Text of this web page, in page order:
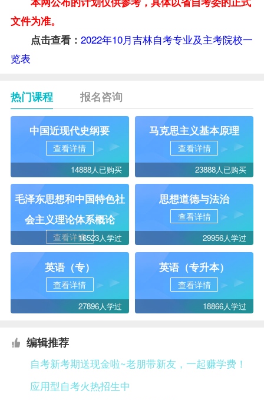
文件为准。
点击查看： 2022年10月吉林自考专业及主考院校一
览表
热门课程 报名咨询
中国近现代史纲要
查看详情
14888人已购买
马克思主义基本原理
查看详情
23888人已购买
毛泽东思想和中国特色社
会主义理论体系概论
查看详情16523人学过
思想道德与法治
查看详情
29956人学过
英语（专）
查看详情
27896人学过
英语（专升本）
查看详情
18866人学过
编辑推荐
自考新考期送现金啦~老朋带新友，一起赚学费！
应用型自考火热招生中